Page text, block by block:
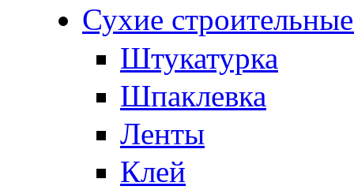
Сухие
Штукатурка
Шпаклевка
Ленты
Клей